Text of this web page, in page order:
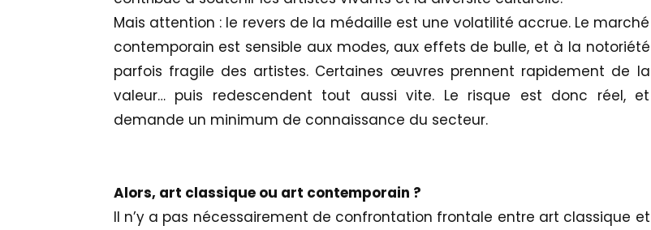
Mais attention : le revers de la médaille est une volatilité accrue. Le marché
contemporain est sensible aux modes, aux effets de bulle, et à la notoriété
parfois fragile des artistes. Certaines œuvres prennent rapidement de la
valeur… puis redescendent tout aussi vite. Le risque est donc réel, et
demande un minimum de connaissance du secteur.
Alors, art classique ou art contemporain ?
Il n’y a pas nécessairement de confrontation frontale entre art classique et